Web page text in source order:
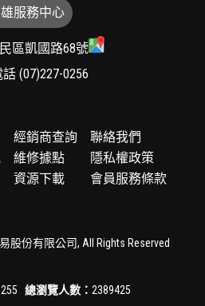
服務中心
區凱國路68號
話 (07)227-0256
經銷商查詢
維修據點
資源下載
聯絡我們
隱私權政策
會員服務條款
股份有限公司, All Rights Reserved
255 總瀏覽人數： 2389425